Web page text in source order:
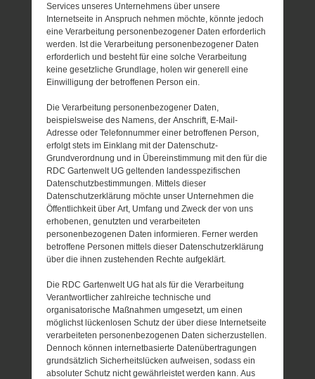
Services unseres Unternehmens über unsere
Internetseite in Anspruch nehmen möchte, könnte jedoch
eine Verarbeitung personenbezogener Daten erforderlich
werden. Ist die Verarbeitung personenbezogener Daten
erforderlich und besteht für eine solche Verarbeitung
keine gesetzliche Grundlage, holen wir generell eine
Einwilligung der betroffenen Person ein.
Die Verarbeitung personenbezogener Daten,
beispielsweise des Namens, der Anschrift, E-Mail-
Adresse oder Telefonnummer einer betroffenen Person,
erfolgt stets im Einklang mit der Datenschutz-
Grundverordnung und in Übereinstimmung mit den für die
RDC Gartenwelt UG geltenden landesspezifischen
Datenschutzbestimmungen. Mittels dieser
Datenschutzerklärung möchte unser Unternehmen die
Öffentlichkeit über Art, Umfang und Zweck der von uns
erhobenen, genutzten und verarbeiteten
personenbezogenen Daten informieren. Ferner werden
betroffene Personen mittels dieser Datenschutzerklärung
über die ihnen zustehenden Rechte aufgeklärt.
Die RDC Gartenwelt UG hat als für die Verarbeitung
Verantwortlicher zahlreiche technische und
organisatorische Maßnahmen umgesetzt, um einen
möglichst lückenlosen Schutz der über diese Internetseite
verarbeiteten personenbezogenen Daten sicherzustellen.
Dennoch können internetbasierte Datenübertragungen
grundsätzlich Sicherheitslücken aufweisen, sodass ein
absoluter Schutz nicht gewährleistet werden kann. Aus